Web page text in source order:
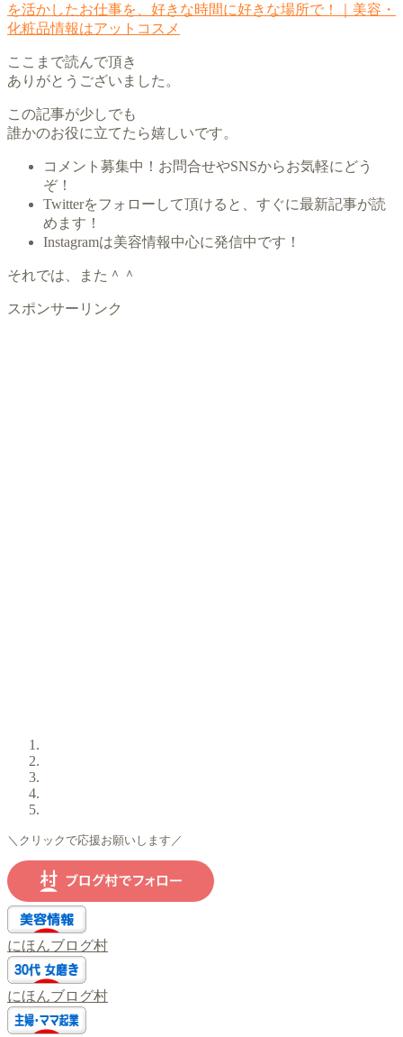
を活かしたお仕事を、好きな時間に好きな場所で！｜美容・
化粧品情報はアットコスメ
ここまで読んで頂き
ありがとうございました。
この記事が少しでも
誰かのお役に立てたら嬉しいです。
コメント募集中！お問合せやSNSからお気軽にどう
ぞ！
Twitterをフォローして頂けると、すぐに最新記事が読
めます！
Instagramは美容情報中心に発信中です！
それでは、また＾＾
スポンサーリンク
＼クリックで応援お願いします／
にほんブログ村
にほんブログ村